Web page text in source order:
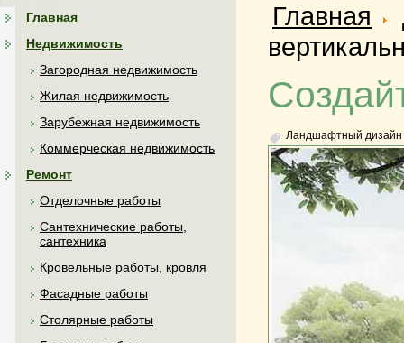
Главная
Недвижимость
Загородная недвижимость
Жилая недвижимость
Зарубежная недвижимость
Коммерческая недвижимость
Ремонт
Отделочные работы
Сантехнические работы,
сантехника
Кровельные работы, кровля
Фасадные работы
Столярные работы
Главная
Ландшафтный дизайн